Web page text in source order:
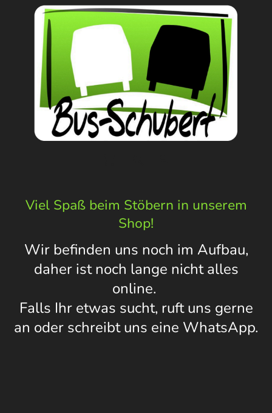
Viel Spaß beim Stöbern in unserem
Shop!
Wir befinden uns noch im Aufbau,
daher ist noch lange nicht alles
online.
Falls Ihr etwas sucht, ruft uns gerne
an oder schreibt uns eine WhatsApp.